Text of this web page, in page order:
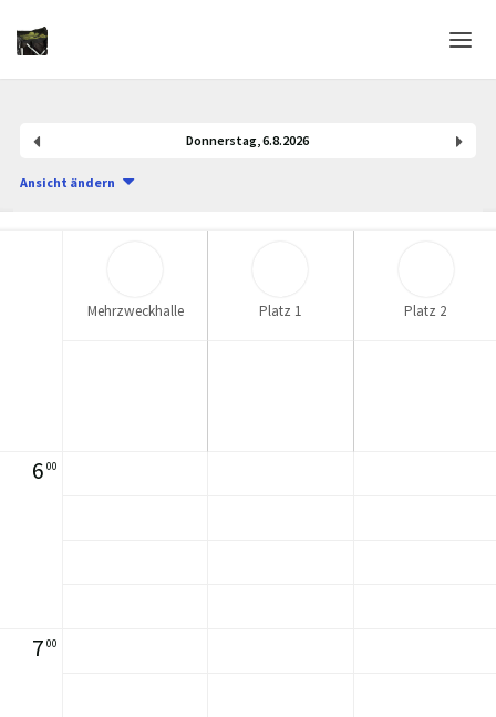
Sprache
Donnerstag,6.8.2026
Ansicht ändern
Mehrzweckhalle Platz 1 Platz 2
6 00
7 00